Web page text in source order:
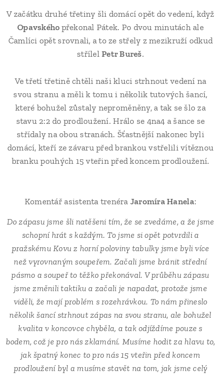
V začátku druhé třetiny šli domácí opět do vedení, když
Opavského překonal Pátek. Po dvou minutách ale
Čamlíci opět srovnali, a to ze střely z mezikruží odkud
střílelPetr Bureš.
Ve třetí třetině chtěli naši kluci strhnout vedení na
svou stranu a měli k tomu i několik tutových šancí,
které bohužel zůstaly neproměněny, a tak se šlo za
stavu 2:2 do prodloužení. Hrálo se 4na4 a šance se
střídaly na obou stranách. Šťastnější nakonec byli
domácí, kteří ze závaru před brankou vstřelili vítěznou
branku pouhých 15 vteřin před koncem prodloužení.
Komentář asistenta trenéra Jaromíra Hanela:
Do zápasu jsme šli natěšeni tím, že se zvedáme, a že jsme
schopní hrát s každým. To jsme si opět potvrdili a
pražskému Kovu z horní poloviny tabulky jsme byli více
než vyrovnaným soupeřem. Začali jsme bránit střední
pásmo a soupeř to těžko překonával. V průběhu zápasu
jsme změnili taktiku a začali je napadat, protože jsme
viděli, že mají problém s rozehrávkou. To nám přineslo
několik šancí strhnout zápas na svou stranu, ale bohužel
kvalita v koncovce chyběla, a tak odjíždíme pouze s
bodem, což je pro nás zklamání. Musíme hodit za hlavu to,
jak špatný konec to pro nás 15 vteřin před koncem
prodloužení byl a musíme stavět na tom, jak jsme celý